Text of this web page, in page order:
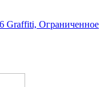
Graffiti, Ограниченное